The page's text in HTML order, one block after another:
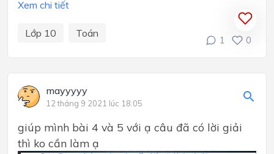
Xem chi tiết
Lớp 10 Toán
1 0
mayyyyy
12 tháng 9 2021 lúc 18:05
giúp mình bài 4 và 5 với ạ câu đã có lời giải
thì ko cần làm ạ